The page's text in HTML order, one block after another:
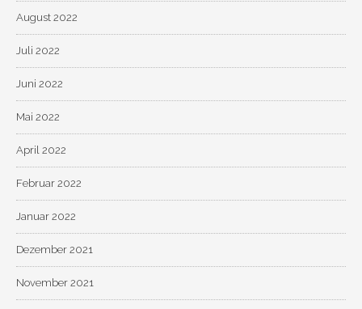
August 2022
Juli 2022
Juni 2022
Mai 2022
April 2022
Februar 2022
Januar 2022
Dezember 2021
November 2021